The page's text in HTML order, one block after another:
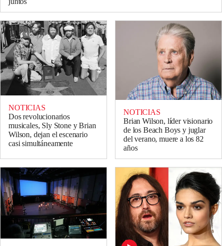
NOTICIAS
Dos revolucionarios
musicales, Sly Stone y Brian
Wilson, dejan el escenario
casi simultáneamente
NOTICIAS
Brian Wilson, líder visionario
de los Beach Boys y juglar
del verano, muere a los 82
años